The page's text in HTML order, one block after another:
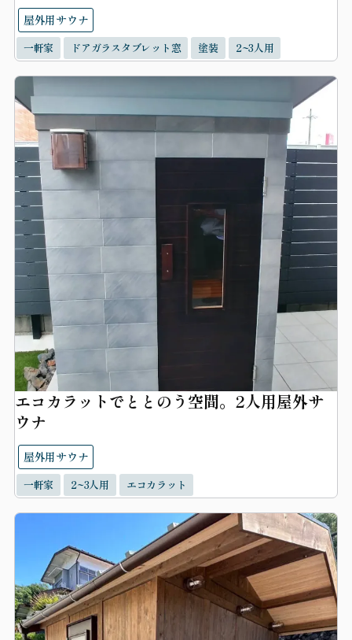
屋外用サウナ
一軒家 ドアガラスタブレット窓 塗装 2~3人用
エコカラットでととのう空間。2人用屋外サ
ウナ
屋外用サウナ
一軒家 2~3人用 エコカラット